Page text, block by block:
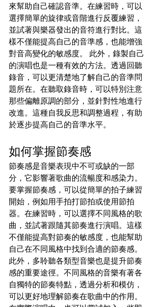
來幫助自己確認音準。在練習時，可以
選擇簡單的旋律或音階進行反覆練習，
並試著與樂器發出的音符進行對比。這
樣不僅能提高自己的音準感，也能增強
對音高變化的敏感度。 此外，錄製自己
的演唱也是一種有效的方法。透過回聽
錄音，可以更清楚地了解自己的音準問
題所在。在聽取錄音時，可以特別注意
那些偏離原調的部分，並針對性地進行
改進。這種自我反思和調整過程，有助
於逐步提高自己的音準水平。
如何掌握節奏感
節奏感是音樂表現中不可或缺的一部
分，它影響著歌曲的流暢度和感染力。
要掌握節奏感，可以從簡單的拍子練習
開始，例如用手拍打節拍或使用節拍
器。在練習時，可以選擇不同風格的歌
曲，並試著跟隨其節奏進行演唱。這樣
不僅能提高對節奏的敏感度，也能幫助
自己在不同風格中找到合適的節奏感。
此外，多聆聽各類型音樂也是提升節奏
感的重要途徑。不同風格的音樂有著各
自獨特的節奏特點，透過分析和模仿，
可以更好地理解節奏在歌曲中的作用。